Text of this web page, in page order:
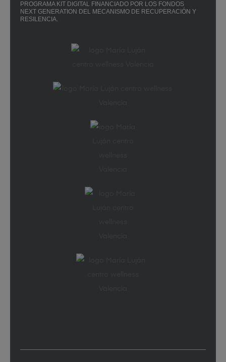
PROGRAMA KIT DIGITAL FINANCIADO POR LOS FONDOS
NEXT GENERATION DEL MECANISMO DE RECUPERACIÓN Y
RESILENCIA.